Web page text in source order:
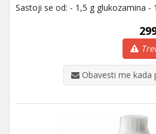
Sastoji se od: - 1,5 g glukozamina -
Obavesti me